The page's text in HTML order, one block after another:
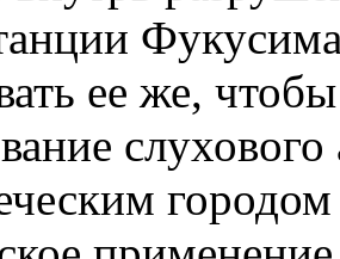
ее же,